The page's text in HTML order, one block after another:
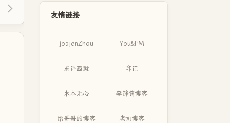
友情链接
joojenZhou You&FM
东评西就 印记
木本无心 李锋镝博客
缙哥哥的博客 老刘博客